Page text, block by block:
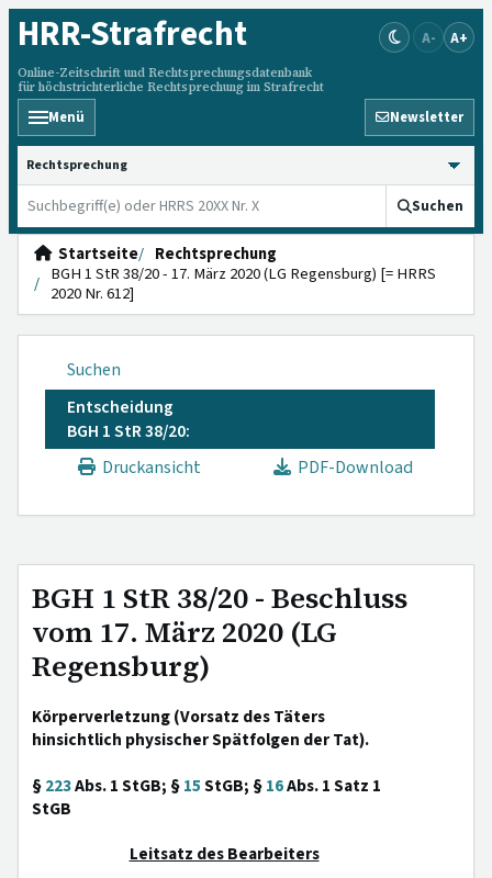
HRR-Strafrecht
Online-Zeitschrift und Rechtsprechungsdatenbank
für höchstrichterliche Rechtsprechung im Strafrecht
A- A+
Menü Newsletter
HRRS durchsuchen
Suchen
Startseite
Rechtsprechung
BGH 1 StR 38/20 - 17. März 2020 (LG Regensburg) [= HRRS
2020 Nr. 612]
Suchen
Entscheidung
BGH 1 StR 38/20:
Druckansicht
PDF-Download
BGH 1 StR 38/20 - Beschluss
vom 17. März 2020 (LG
Regensburg)
Körperverletzung (Vorsatz des Täters
hinsichtlich physischer Spätfolgen der Tat).
§223Abs. 1 StGB; §15StGB; §16Abs. 1 Satz 1
StGB
Leitsatz des Bearbeiters